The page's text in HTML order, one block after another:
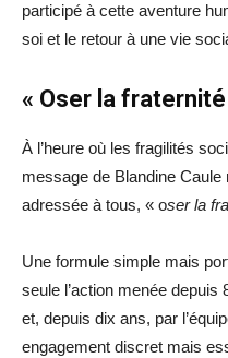
participé à cette aventure
soi et le retour à une vie
« Oser la fraternité
À l’heure où les fragilités
message de Blandine
adressée à tous, « oser la
Une formule simple mais
seule l’action menée
et, depuis dix ans, par
engagement discret mais